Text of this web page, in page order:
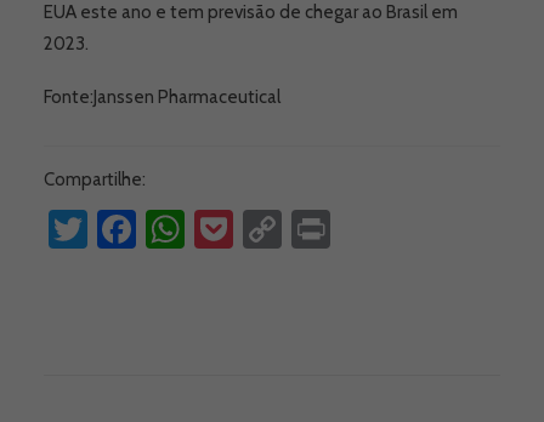
EUA este ano e tem previsão de chegar ao Brasil em
2023.
Fonte:Janssen Pharmaceutical
Compartilhe:
Twitter
Facebook
WhatsApp
Pocket
Copy